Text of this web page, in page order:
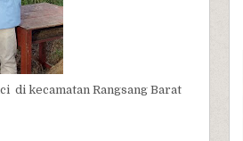
di kecamatan Rangsang Barat